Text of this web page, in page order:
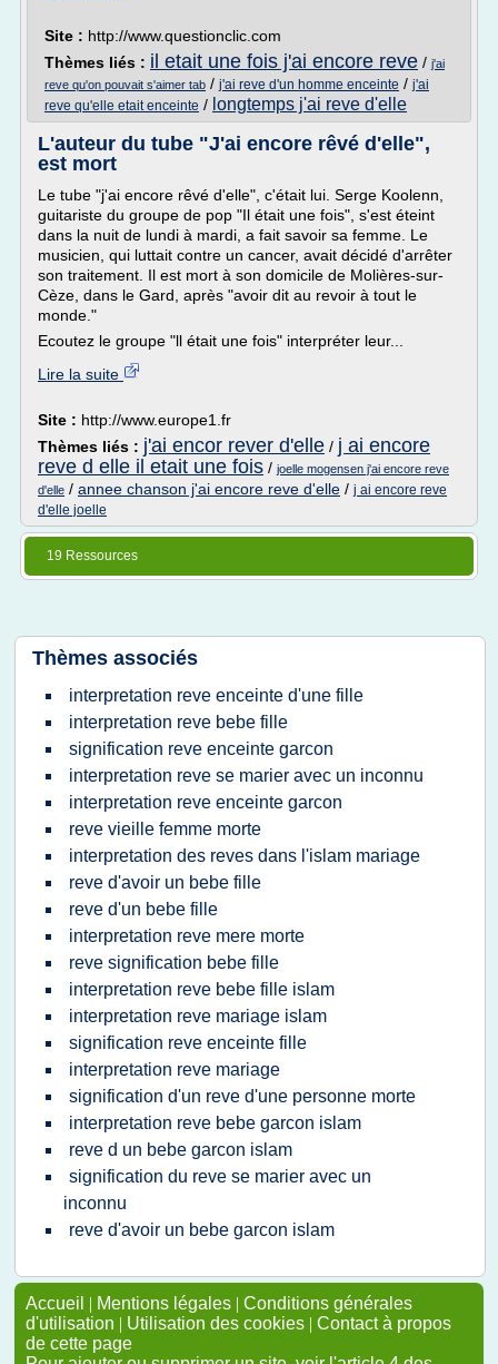
Site : http://www.questionclic.com
Thèmes liés : il etait une fois j'ai encore reve / j'ai
reve qu'on pouvait s'aimer tab / j'ai reve d'un homme enceinte / j'ai
reve qu'elle etait enceinte / longtemps j'ai reve d'elle
L'auteur du tube "J'ai encore rêvé d'elle",
est mort
Le tube "j'ai encore rêvé d'elle", c'était lui. Serge Koolenn,
guitariste du groupe de pop "Il était une fois", s'est éteint
dans la nuit de lundi à mardi, a fait savoir sa femme. Le
musicien, qui luttait contre un cancer, avait décidé d'arrêter
son traitement. Il est mort à son domicile de Molières-sur-
Cèze, dans le Gard, après "avoir dit au revoir à tout le
monde."
Ecoutez le groupe "ll était une fois" interpréter leur...
Lire la suite
Site : http://www.europe1.fr
Thèmes liés : j'ai encor rever d'elle / j ai encore
reve d elle il etait une fois / joelle mogensen j'ai encore reve
d'elle / annee chanson j'ai encore reve d'elle / j ai encore reve
d'elle joelle
19 Ressources
Thèmes associés
interpretation reve enceinte d'une fille
interpretation reve bebe fille
signification reve enceinte garcon
interpretation reve se marier avec un inconnu
interpretation reve enceinte garcon
reve vieille femme morte
interpretation des reves dans l'islam mariage
reve d'avoir un bebe fille
reve d'un bebe fille
interpretation reve mere morte
reve signification bebe fille
interpretation reve bebe fille islam
interpretation reve mariage islam
signification reve enceinte fille
interpretation reve mariage
signification d'un reve d'une personne morte
interpretation reve bebe garcon islam
reve d un bebe garcon islam
signification du reve se marier avec un
inconnu
reve d'avoir un bebe garcon islam
Accueil | Mentions légales | Conditions générales
d'utilisation | Utilisation des cookies | Contact à propos
de cette page